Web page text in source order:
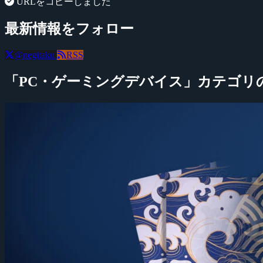
最新情報をフォロー
@negitaku RSS
「PC・ゲーミングデバイス」カテゴリ